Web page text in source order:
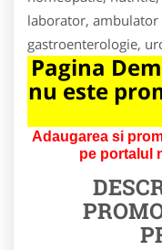
laborator, ambulator
gastroenterologie,
Pagina
nu este
Adaugarea si
pe portalul